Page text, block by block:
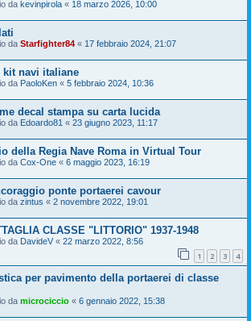
da kevinpirola « 18 marzo 2026, 10:00
da Starfighter84 « 17 febbraio 2024, 21:07
navi italiane
da PaoloKen « 5 febbraio 2024, 10:36
decal stampa su carta lucida
da Edoardo81 « 23 giugno 2023, 11:17
della Regia Nave Roma in Virtual Tour
da Cox-One « 6 maggio 2023, 16:19
ponte portaerei cavour
da zintus « 2 novembre 2022, 19:01
CLASSE "LITTORIO" 1937-1948
da DavideV « 22 marzo 2022, 8:56
1 2 3 4
per pavimento della portaerei di classe
da microciccio « 6 gennaio 2022, 15:38